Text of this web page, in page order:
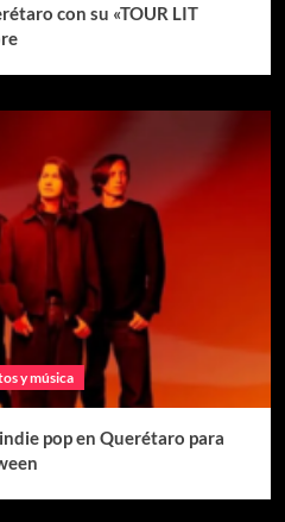
con su «TOUR LIT
y música
pop en Querétaro para